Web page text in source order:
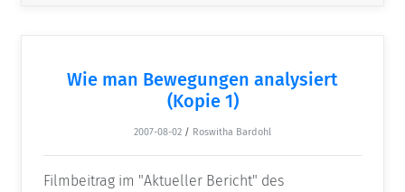
Wie man Bewegungen analysiert
(Kopie 1)
2007-08-02 / Roswitha Bardohl
Filmbeitrag im "Aktueller Bericht" des